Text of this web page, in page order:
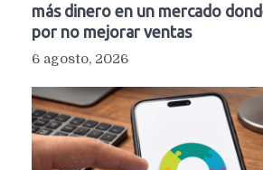
más dinero en un mercado
por no mejorar ventas
6 agosto, 2026